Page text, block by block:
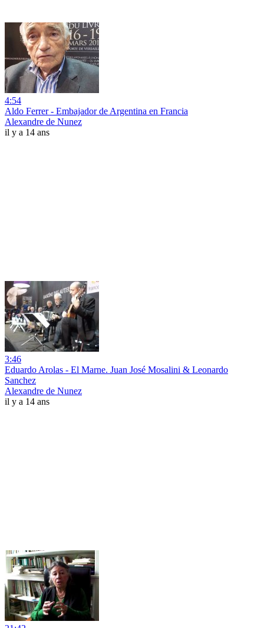
4:54
Aldo Ferrer - Embajador de Argentina en Francia
Alexandre de Nunez
il y a 14 ans
3:46
Eduardo Arolas - El Marne. Juan José Mosalini & Leonardo
Sanchez
Alexandre de Nunez
il y a 14 ans